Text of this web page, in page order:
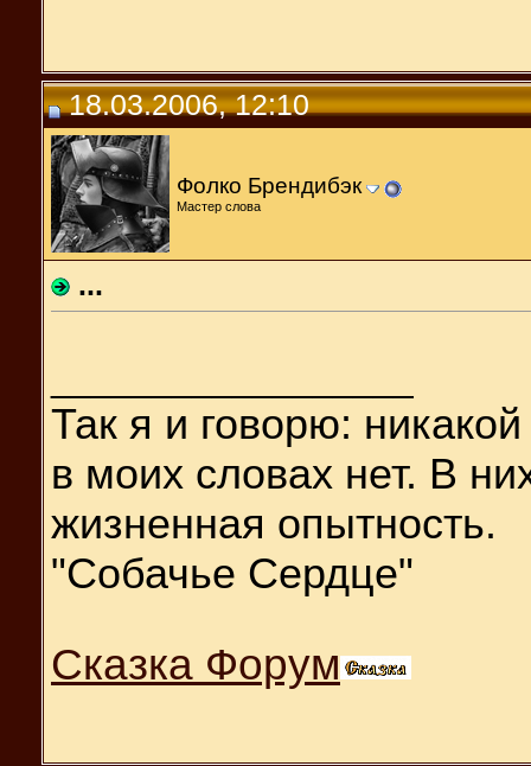
18.03.2006, 12:10
Фолко Брендибэк
Мастер слова
...
Так я и говорю:
в моих словах нет. В
жизненная опытность.
"Собачье Сердце"
Сказка Форум